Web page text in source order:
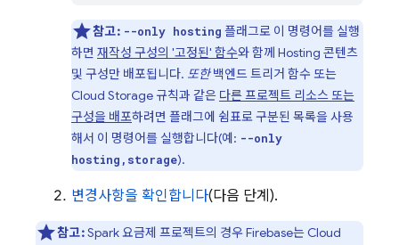
참고: --only hosting 플래그로 이 명령어를 실행
하면 재작성 구성의 '고정된' 함수와 함께 Hosting 콘텐츠
및 구성만 배포됩니다. 또한백엔드 트리거 함수 또는
Cloud Storage 규칙과 같은 다른 프로젝트 리소스 또는
구성을 배포하려면 플래그에 쉼표로 구분된 목록을 사용
해서 이 명령어를 실행합니다(예: --only
hosting,storage).
변경사항을 확인합니다(다음 단계).
참고:Spark 요금제 프로젝트의 경우 Firebase는 Cloud